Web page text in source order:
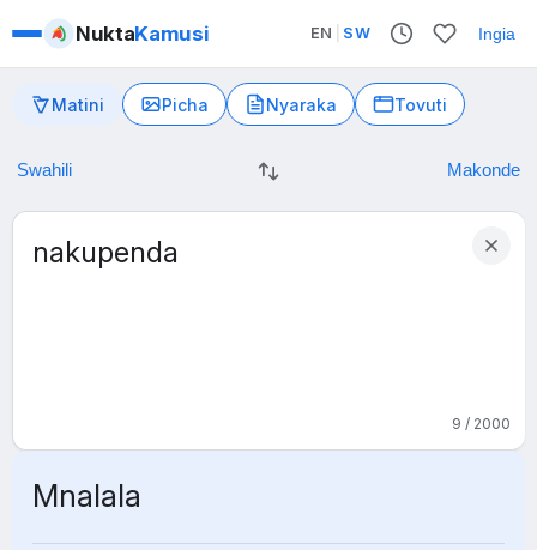
NuktaKamusi EN SW Ingia
Matini Picha Nyaraka Tovuti
9 / 2000
Mnalala